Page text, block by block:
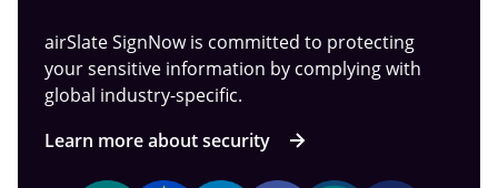
airSlate SignNow is committed to protecting
your sensitive information by complying with
global industry-specific.
Learn more about security